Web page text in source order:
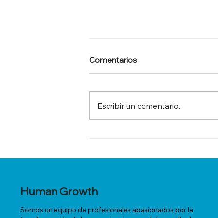
Comentarios
Escribir un comentario...
Somos un equipo de profesionales apasionados por la
Human Growth